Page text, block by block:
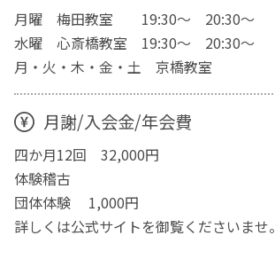
月曜 梅田教室 19:30～ 20:30～
水曜 心斎橋教室 19:30～ 20:30～
月・火・木・金・土 京橋教室
月謝/入会金/年会費
四か月12回 32,000円
体験稽古
団体体験 1,000円
詳しくは公式サイトを御覧くださいませ。